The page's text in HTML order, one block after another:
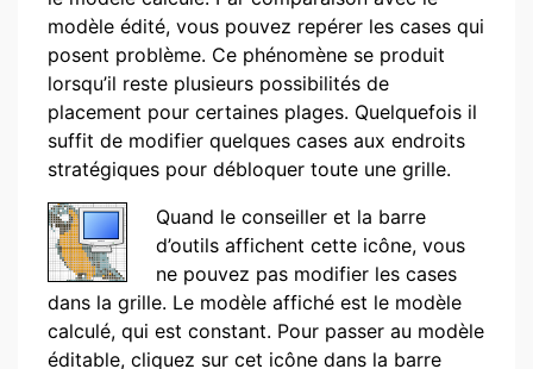
modèle édité, vous pouvez repérer les cases qui
posent problème. Ce phénomène se produit
lorsqu’il reste plusieurs possibilités de
placement pour certaines plages. Quelquefois il
suffit de modifier quelques cases aux endroits
stratégiques pour débloquer toute une grille.
Quand le conseiller et la barre
d’outils affichent cette icône, vous
ne pouvez pas modifier les cases
dans la grille. Le modèle affiché est le modèle
calculé, qui est constant. Pour passer au modèle
éditable, cliquez sur cet icône dans la barre